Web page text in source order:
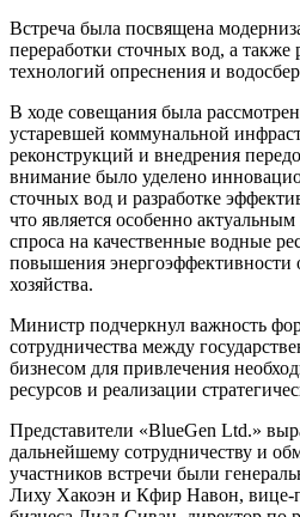
Встреча была посвящена
переработки сточных вод, а также
технологий опреснения и
В ходе совещания была
устаревшей коммунальной
реконструкций и внедрения
внимание было уделено
сточных вод и разработке
что является особенно
спроса на качественные водные
повышения энергоэффективности
хозяйства.
Министр подчеркнул важность
сотрудничества между
бизнесом для привлечения
ресурсов и реализации
Представители «BlueGen Ltd.»
дальнейшему сотрудничеству и
участников встречи были
Лиху Хакоэн и Кфир Навон, вице-